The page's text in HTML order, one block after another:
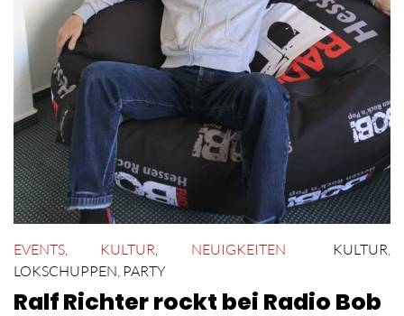
EVENTS KULTUR NEUIGKEITEN KULTUR
LOKSCHUPPEN PARTY
Ralf Richter rockt bei Radio Bob